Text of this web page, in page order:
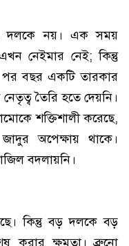
দলকে নয়। এক সময়
নেইমার নেই; কিন্তু
পর বছর একটি তারকার
তৈরি হতে দেয়নি।
শক্তিশালী করেছে,
অপেক্ষায় থাকে।
বদলায়নি।
কিন্তু বড় দলকে বড়
করার ক্ষমতা। ব্রুনো